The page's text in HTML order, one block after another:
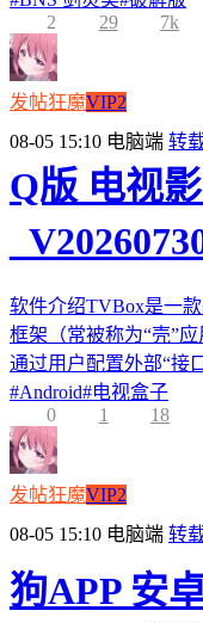
2
29 7k
发帖狂魔VIP2
08-05 15:10 电脑端 转
Q版 电视
软件介绍TVBox是一
框架（常被称为“壳”
通过用户配置外部“接
#Android#电视盒子
0
1 18
发帖狂魔VIP2
08-05 15:10 电脑端 转
狗APP 安